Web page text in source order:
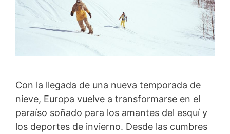
Con la llegada de una nueva temporada de
nieve, Europa vuelve a transformarse en el
paraíso soñado para los amantes del esquí y
los deportes de invierno. Desde las cumbres